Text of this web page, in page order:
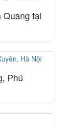
Quang tại
Phú